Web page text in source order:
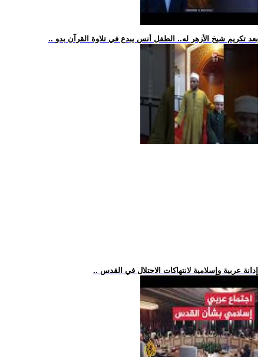
.. بعد تكريم شيخ الأزهر له.. الطفل أنس يبدع في تلاوة القرآن بدو
.. إدانة عربية وإسلامية لانتهاكات الاحتلال في القدس